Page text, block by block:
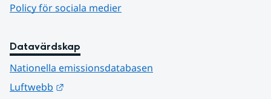
Policy för sociala medier
Datavärdskap
Nationella emissionsdatabasen
Luftwebb